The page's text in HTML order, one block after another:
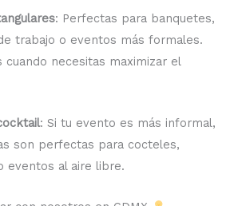
: Perfectas para banquetes,
trabajo o eventos más formales.
cuando necesitas maximizar el
: Si tu evento es más informal,
son perfectas para cocteles,
eventos al aire libre.